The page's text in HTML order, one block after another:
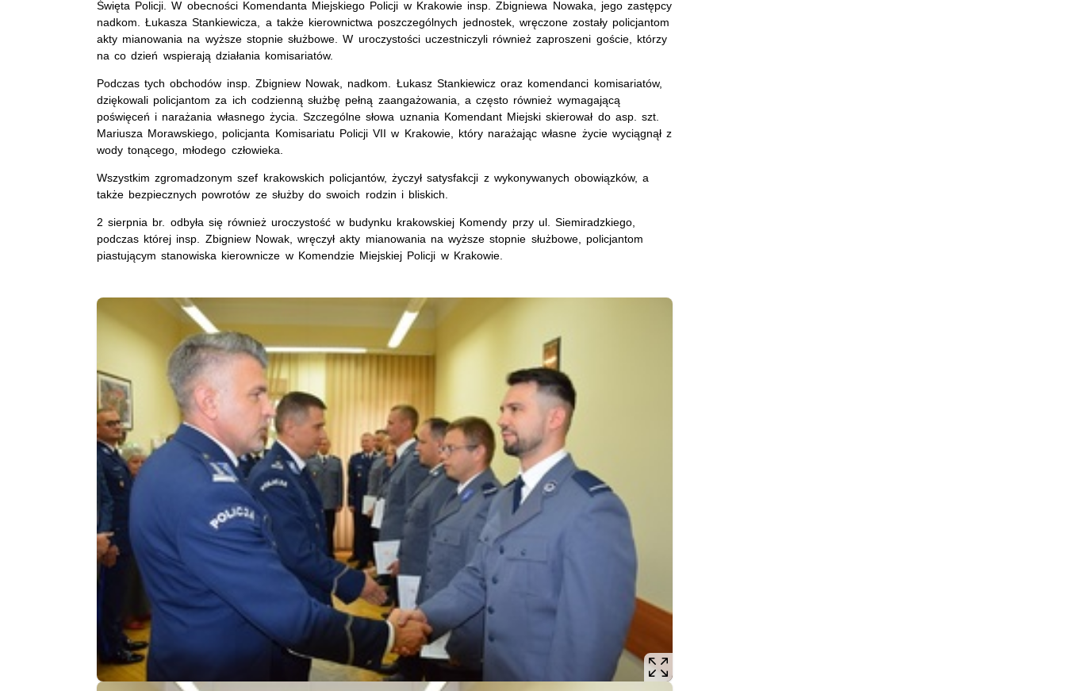
Święta Policji. W obecności Komendanta Miejskiego Policji w Krakowie insp. Zbigniewa Nowaka, jego zastępcy
nadkom. Łukasza Stankiewicza, a także kierownictwa poszczególnych jednostek, wręczone zostały policjantom
akty mianowania na wyższe stopnie służbowe. W uroczystości uczestniczyli również zaproszeni goście, którzy
na co dzień wspierają działania komisariatów.
Podczas tych obchodów insp. Zbigniew Nowak, nadkom. Łukasz Stankiewicz oraz komendanci komisariatów,
dziękowali policjantom za ich codzienną służbę pełną zaangażowania, a często również wymagającą
poświęceń i narażania własnego życia. Szczególne słowa uznania Komendant Miejski skierował do asp. szt.
Mariusza Morawskiego, policjanta Komisariatu Policji VII w Krakowie, który narażając własne życie wyciągnął z
wody tonącego, młodego człowieka.
Wszystkim zgromadzonym szef krakowskich policjantów, życzył satysfakcji z wykonywanych obowiązków, a
także bezpiecznych powrotów ze służby do swoich rodzin i bliskich.
2 sierpnia br. odbyła się również uroczystość w budynku krakowskiej Komendy przy ul. Siemiradzkiego,
podczas której insp. Zbigniew Nowak, wręczył akty mianowania na wyższe stopnie służbowe, policjantom
piastującym stanowiska kierownicze w Komendzie Miejskiej Policji w Krakowie.